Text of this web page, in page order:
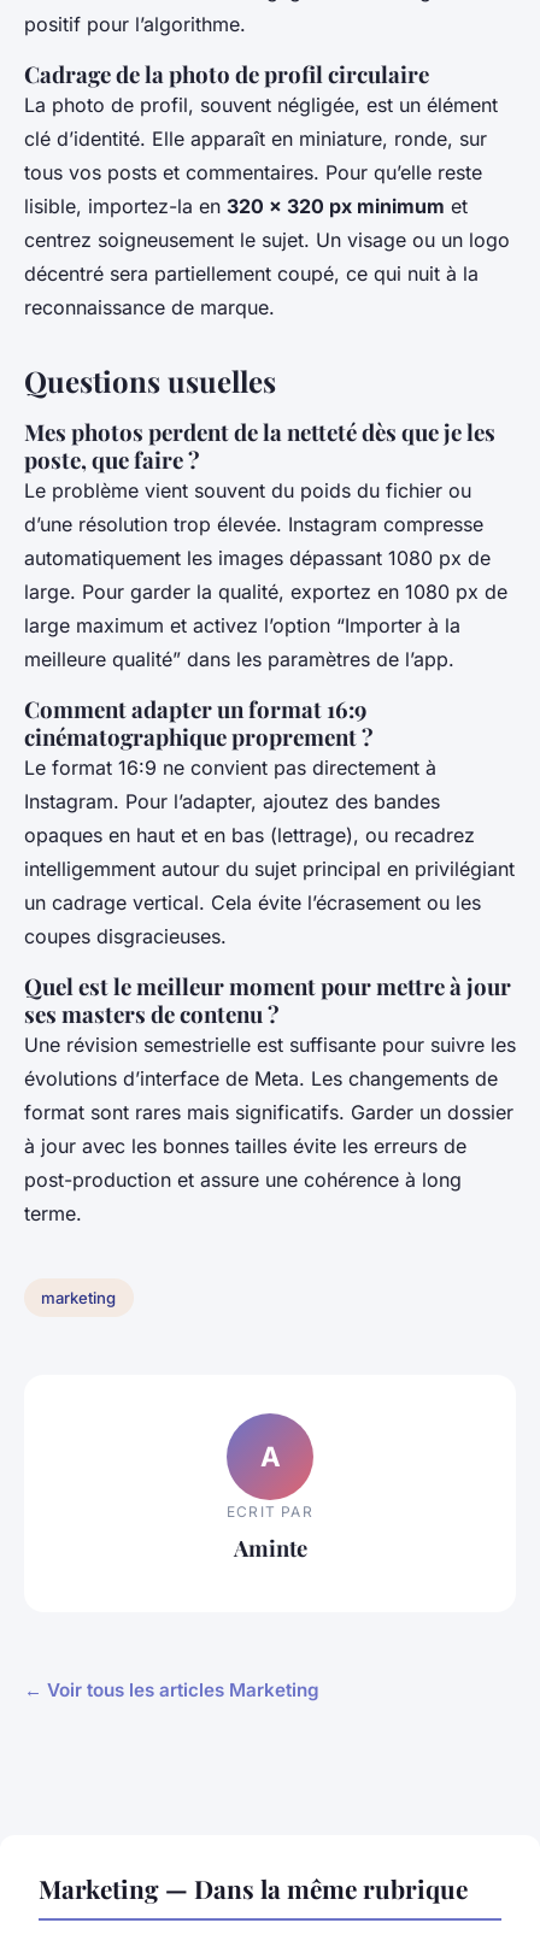
positif pour l’algorithme.
Cadrage de la photo de profil circulaire
La photo de profil, souvent négligée, est un élément
clé d’identité. Elle apparaît en miniature, ronde, sur
tous vos posts et commentaires. Pour qu’elle reste
lisible, importez-la en 320 x 320 px minimum et
centrez soigneusement le sujet. Un visage ou un logo
décentré sera partiellement coupé, ce qui nuit à la
reconnaissance de marque.
Questions usuelles
Mes photos perdent de la netteté dès que je les
poste, que faire ?
Le problème vient souvent du poids du fichier ou
d’une résolution trop élevée. Instagram compresse
automatiquement les images dépassant 1080 px de
large. Pour garder la qualité, exportez en 1080 px de
large maximum et activez l’option “Importer à la
meilleure qualité” dans les paramètres de l’app.
Comment adapter un format 16:9
cinématographique proprement ?
Le format 16:9 ne convient pas directement à
Instagram. Pour l’adapter, ajoutez des bandes
opaques en haut et en bas (lettrage), ou recadrez
intelligemment autour du sujet principal en privilégiant
un cadrage vertical. Cela évite l’écrasement ou les
coupes disgracieuses.
Quel est le meilleur moment pour mettre à jour
ses masters de contenu ?
Une révision semestrielle est suffisante pour suivre les
évolutions d’interface de Meta. Les changements de
format sont rares mais significatifs. Garder un dossier
à jour avec les bonnes tailles évite les erreurs de
post-production et assure une cohérence à long
terme.
marketing
A
ECRIT PAR
Aminte
← Voir tous les articles Marketing
Marketing — Dans la même rubrique